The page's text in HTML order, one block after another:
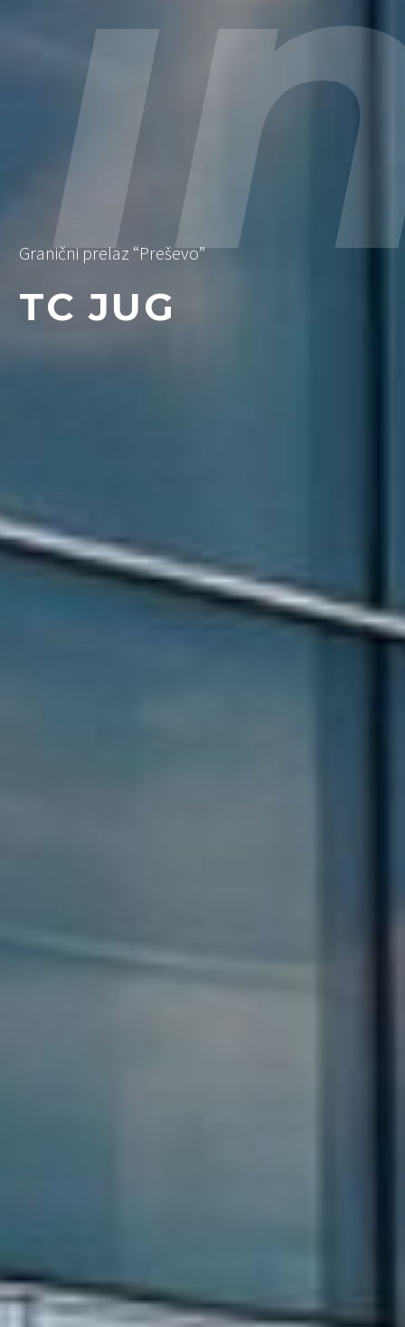
Granični prelaz “Preševo”
TC JUG